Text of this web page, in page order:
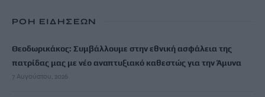
ΡΟΗ ΕΙΔΗΣΕΩΝ
Θεοδωρικάκος: Συμβάλλουμε στην εθνική ασφάλεια της
πατρίδας μας με νέο αναπτυξιακό καθεστώς για την Άμυνα
7 Αυγούστου, 2026